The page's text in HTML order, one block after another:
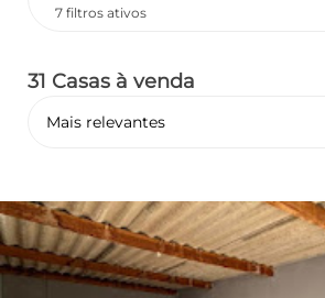
7 filtros ativos
31 Casas à venda
Mais relevantes